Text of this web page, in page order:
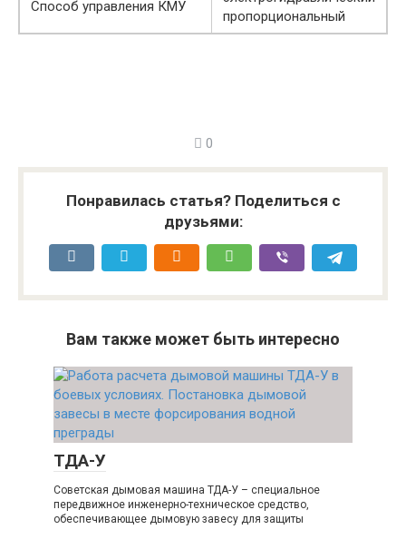
Способ управления КМУ
пропорциональный
0
Понравилась статья? Поделиться с
друзьями:
Вам также может быть интересно
ТДА-У
Советская дымовая машина ТДА-У – специальное
передвижное инженерно-техническое средство,
обеспечивающее дымовую завесу для защиты